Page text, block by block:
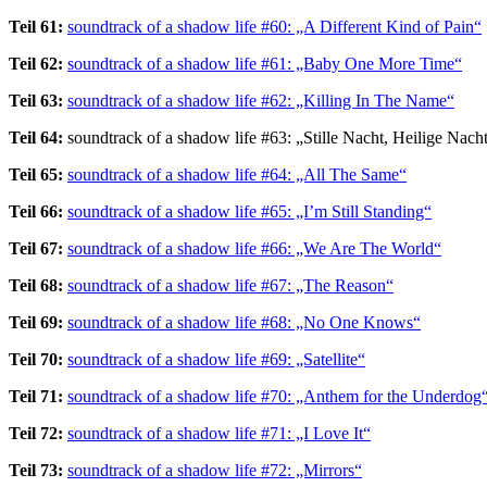
Teil 61: soundtrack of a shadow life #60: „A Different Kind of Pain“
Teil 62: soundtrack of a shadow life #61: „Baby One More Time“
Teil 63: soundtrack of a shadow life #62: „Killing In The Name“
Teil 64: soundtrack of a shadow life #63: „Stille Nacht, Heilige
Teil 65: soundtrack of a shadow life #64: „All The Same“
Teil 66: soundtrack of a shadow life #65: „I’m Still Standing“
Teil 67: soundtrack of a shadow life #66: „We Are The World“
Teil 68: soundtrack of a shadow life #67: „The Reason“
Teil 69: soundtrack of a shadow life #68: „No One Knows“
Teil 70: soundtrack of a shadow life #69: „Satellite“
Teil 71: soundtrack of a shadow life #70: „Anthem for the
Teil 72: soundtrack of a shadow life #71: „I Love It“
Teil 73: soundtrack of a shadow life #72: „Mirrors“